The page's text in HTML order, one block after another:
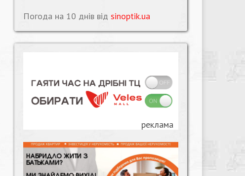
Погода на 10 днів від sinoptik.ua